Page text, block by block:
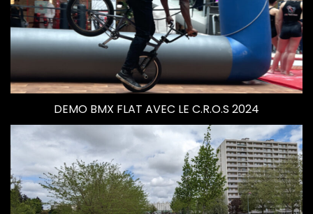
DEMO BMX FLAT AVEC LE C.R.O.S 2024